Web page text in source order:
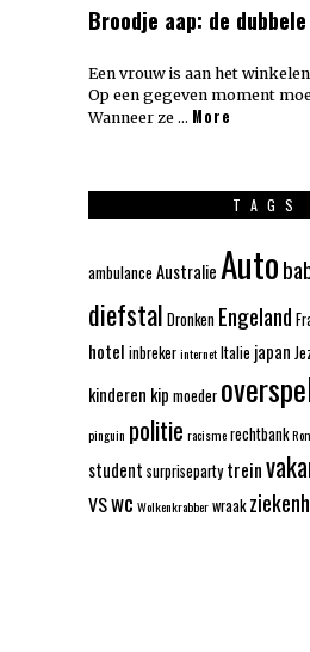
Broodje aap: de
Een vrouw is aan het
Op een gegeven moment
Wanneer ze … More
TAGS
ambulance Australie Auto
diefstal Dronken Engeland
hotel inbrekerinternetItalie japan
kinderen kip moeder
pinguin politie racismerechtbank
student surpriseparty trein
VSwc Wolkenkrabberwraak